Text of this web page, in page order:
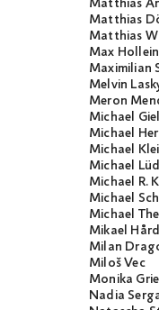
Matthias
Matthias
Matthias
Max Hollein
Maximilian
Melvin
Meron
Michael
Michael
Michael
Michael
Michael R.
Michael
Michael
Mikael Hård
Milan
Miloš Vec
Monika
Nadia